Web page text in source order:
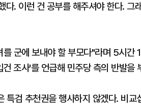
다. 이런 건 공부를 해주셔야 한다. 그
군에 보내야 할 부모다"라며 5시간
조사'를 언급해 민주당 측의 반발을
특검 추천권을 행사하지 않겠다. 비교